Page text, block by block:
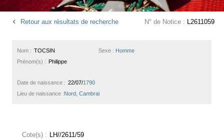
Retour aux résultats de recherche N° de Notice : L2611059
Sexe : Homme
Nom : TOCSIN
Prénom(s) : Philippe
Date de naissance : 22/07/1790
Lieu de naissance :Nord, Cambrai
Cote(s) : LH//2611/59